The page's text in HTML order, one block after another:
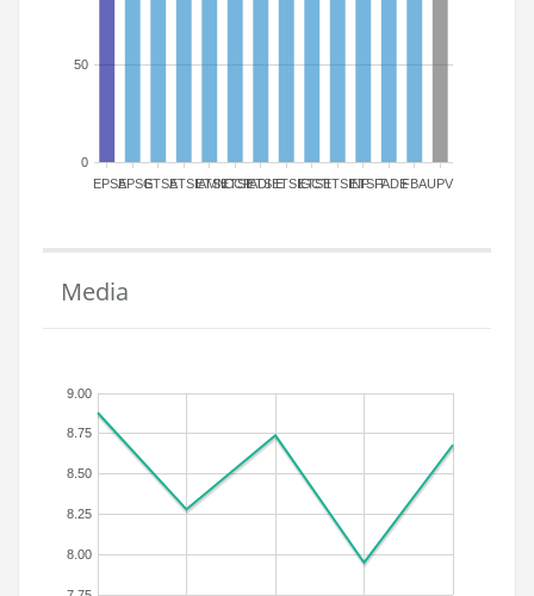
EPSAEPSGETSAETSIAMN
ETSICCP
ETSIADI
ETSIEETSIGCT
ETSIIETSINFETSITFADEFBAUPV
0
50
Media
8.00
8.25
8.50
8.75
9.00